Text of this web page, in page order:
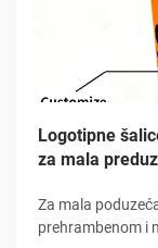
Logotipne
za mala
Za mala
prehrambenom i